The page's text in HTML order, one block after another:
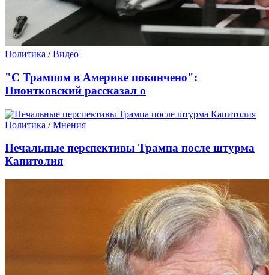
Политика /Видео
"С Трампом в Америке покончено":
Пионтковский рассказал о
Политика /Мнения
Печальные перспективы Трампа после штурма
Капитолия